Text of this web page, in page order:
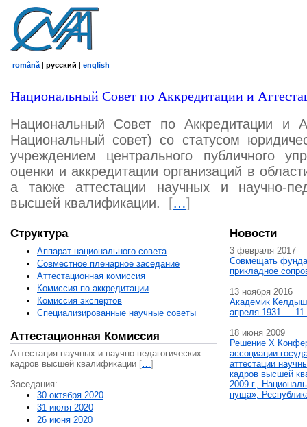
română | русский | english
Национальный Совет по Аккредитации и
Национальный Совет по Аккредитации и
Национальный совет) со статусом
учреждением центрального публичного
оценки и аккредитации организаций в
а также аттестации научных и научно-
высшей квалификации.
[…]
Структура
Аппарат национального совета
Совместное пленарное заседание
Аттестационная комисcия
Комиссия по аккредитации
Комиссия экспертов
Специализированные научные советы
Аттестационная Комиссия
Аттестация научных и научно-педагогических
кадров высшей квалификации […]
Заседания:
30 октября 2020
31 июля 2020
26 июня 2020
Новости
3 февраля 2017
Совмещать
прикладное
13 ноября 2016
Академик
апреля 1931 — 11
18 июня 2009
Решение X
ассоциации
аттестации
кадров высшей
2009 г.,
пуща»,